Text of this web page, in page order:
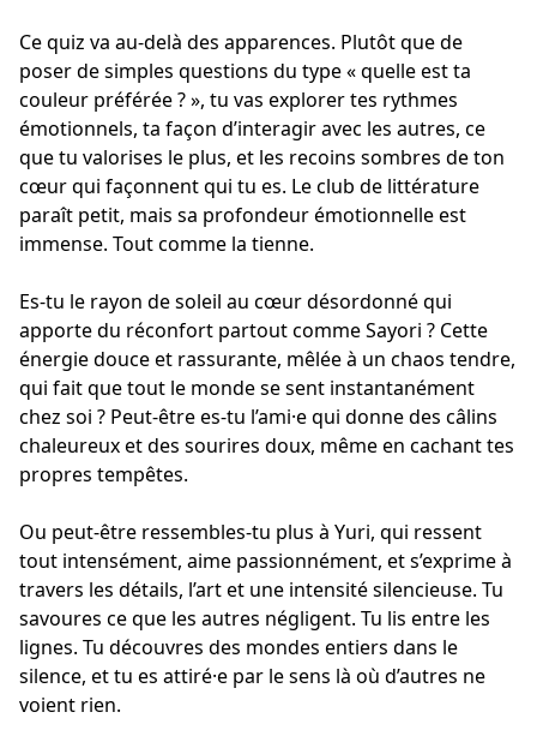
Ce quiz va au-delà des apparences. Plutôt que de
poser de simples questions du type « quelle est ta
couleur préférée ? », tu vas explorer tes rythmes
émotionnels, ta façon d’interagir avec les autres, ce
que tu valorises le plus, et les recoins sombres de ton
cœur qui façonnent qui tu es. Le club de littérature
paraît petit, mais sa profondeur émotionnelle est
immense. Tout comme la tienne.
Es-tu le rayon de soleil au cœur désordonné qui
apporte du réconfort partout comme Sayori ? Cette
énergie douce et rassurante, mêlée à un chaos tendre,
qui fait que tout le monde se sent instantanément
chez soi ? Peut-être es-tu l’ami·e qui donne des câlins
chaleureux et des sourires doux, même en cachant tes
propres tempêtes.
Ou peut-être ressembles-tu plus à Yuri, qui ressent
tout intensément, aime passionnément, et s’exprime à
travers les détails, l’art et une intensité silencieuse. Tu
savoures ce que les autres négligent. Tu lis entre les
lignes. Tu découvres des mondes entiers dans le
silence, et tu es attiré·e par le sens là où d’autres ne
voient rien.